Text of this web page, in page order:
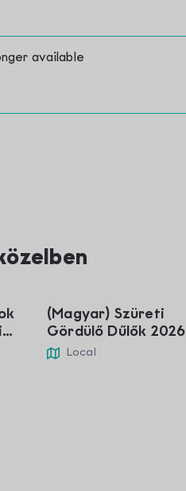
available
05
(Magyar) Szüreti
Gördülő Dűlők 2026
Local